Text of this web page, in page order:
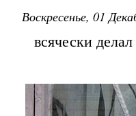
Воскресенье, 01
всячески